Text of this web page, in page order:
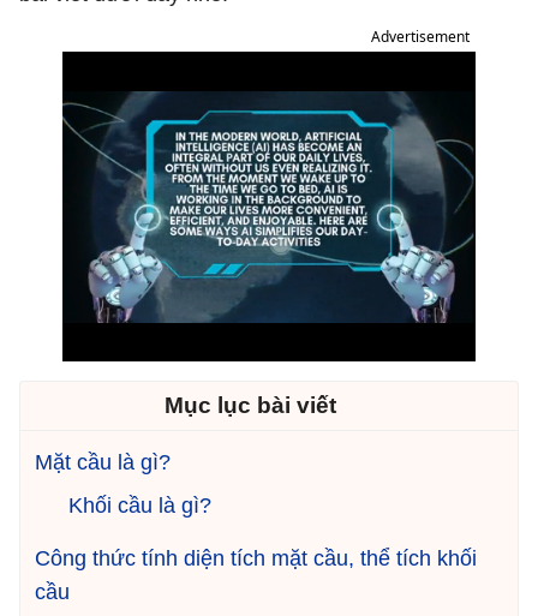
Advertisement
Mục lục bài viết
Mặt cầu là gì?
Khối cầu là gì?
Công thức tính diện tích mặt cầu, thể tích khối
cầu